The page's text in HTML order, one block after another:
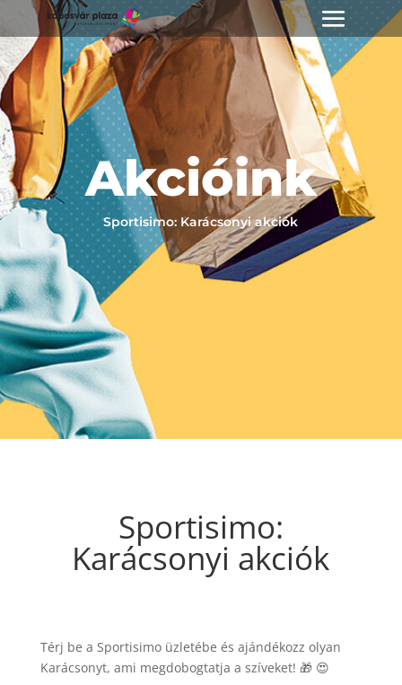
Akcióink
Sportisimo: Karácsonyi akciók
Sportisimo:
Karácsonyi akciók
Térj be a Sportisimo üzletébe és ajándékozz olyan
Karácsonyt, ami megdobogtatja a szíveket! 🎁 😍